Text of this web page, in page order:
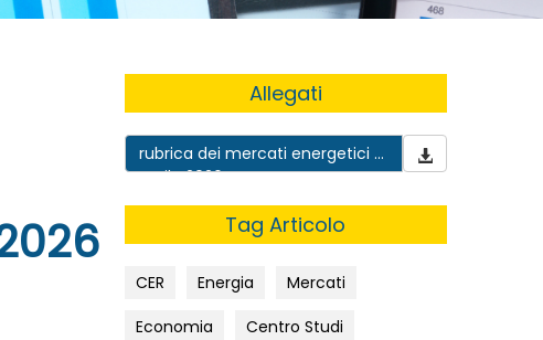
Allegati
rubrica dei mercati energetici -
aprile 2026
Tag Articolo
CER Energia
Mercati
Economia
Centro Studi